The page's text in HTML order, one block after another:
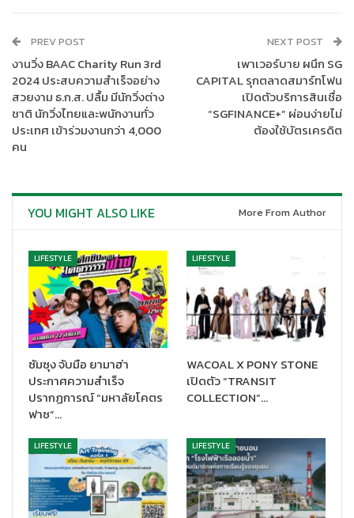
ผัดหมี่สิงคโปร์ กุ้ง แครอท และถั่วงอก
(480 บาท) เส้นหมี่ผัด
หอมกลิ่นเครื่องเทศ พร้อมกุ้งสดชิ้นโต
ไก่กงเปาผัดต้นหอมและพริกแห้ง(380 บาท) ไก่นุ่มผัดรสเข้ม
ข้น หอมกลิ่นพริกแห้งและต้นหอม
เต้าหู้หมูสับซอสเสฉวน (320 บาท) เต้าหู้ในซอสเสฉวนรสจัด
จ้าน
ข้าวผัดซอสX.O กับหน่อไม้ฝรั่ง(380 บาท) ข้าวผัดซอส X.O
หอมมัน เสริมด้วยหน่อไม้ฝรั่งกรุบกรอบ
แน่นในซอสเผ็ดหอมแบบจีนแท้
บะหมี่กรอบราดหน้าทะเล(680 บาท) บะหมี่กรอบราดหน้าซีฟู้ด
รสชาติเข้มข้นกลมกล่อม
ซุปไก่ดำตุ๋นยาจีน(420 บาท) น้ำซุปหอมสมุนไพร ไก่ดำตุ๋นละมุน
ลิ้น
สำหรับของหวานปิดท้ายมื้ออาหาร มีให้เลือก 2 รายการ เพิ่มความ
สดชื่นด้วยวุ้นชาดอกหอมหมื่นลี้ (120 บาท) และบัวลอยน้ำขิงงาดำ
(140 บาท) บัวลอยไส้งาดำหอมนุ่มในน้ำขิงร้อนๆ
เฮ้าส์ พร้อมให้บริการทุกวัน ตั้งแต่วันที่ 1 พฤศจิกายน ถึง 12 ธันวาคม
2567 (เวลา 12:00 – 24:00 น.) เชิญมาสัมผัสประสบการณ์ความ
อร่อย ทั้งจิบชา ติ่มซำ และเมนูซิกเนเจอร์อื่นๆ ในบรรยากาศริมน้ำอัน
สวยงาม
PREV POST
งานวิ่ง BAAC Charity Run 3rd
2024 ประสบความสำเร็จอย่าง
สวยงาม ธ.ก.ส. ปลื้ม มีนักวิ่งต่าง
ชาติ นักวิ่งไทยและพนักงานทั่ว
ประเทศ เข้าร่วมงานกว่า 4,000
คน
NEXT POST
เพาเวอร์บาย ผนึก SG
CAPITAL รุกตลาดสมาร์ทโฟน
เปิดตัวบริการสินเชื่อ
“SGFINANCE+” ผ่อนง่ายไม่
ต้องใช้บัตรเครดิต
YOU MIGHT ALSO LIKE More From Author
LIFESTYLE
ซัมซุง จับมือ ยามาฮ่า
ประกาศความสำเร็จ
ปรากฏการณ์ “มหาลัยโคตร
ฟาซ”…
LIFESTYLE
WACOAL X PONY STONE
เปิดตัว “TRANSIT
COLLECTION”…
LIFESTYLE LIFESTYLE